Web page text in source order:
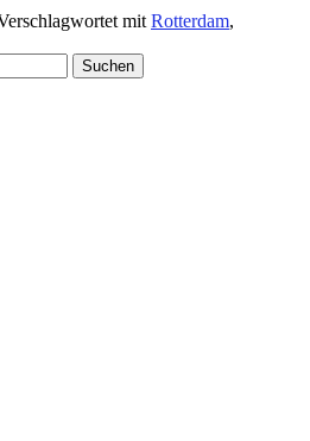
mit Rotterdam,